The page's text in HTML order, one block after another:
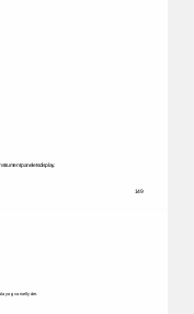
display.
149
og varsellyder.